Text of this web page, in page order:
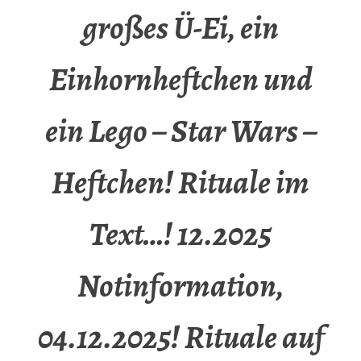
großes Ü-Ei, ein
Einhornheftchen und
ein Lego – Star Wars –
Heftchen! Rituale im
Text…! 12.2025
Notinformation,
04.12.2025! Rituale auf